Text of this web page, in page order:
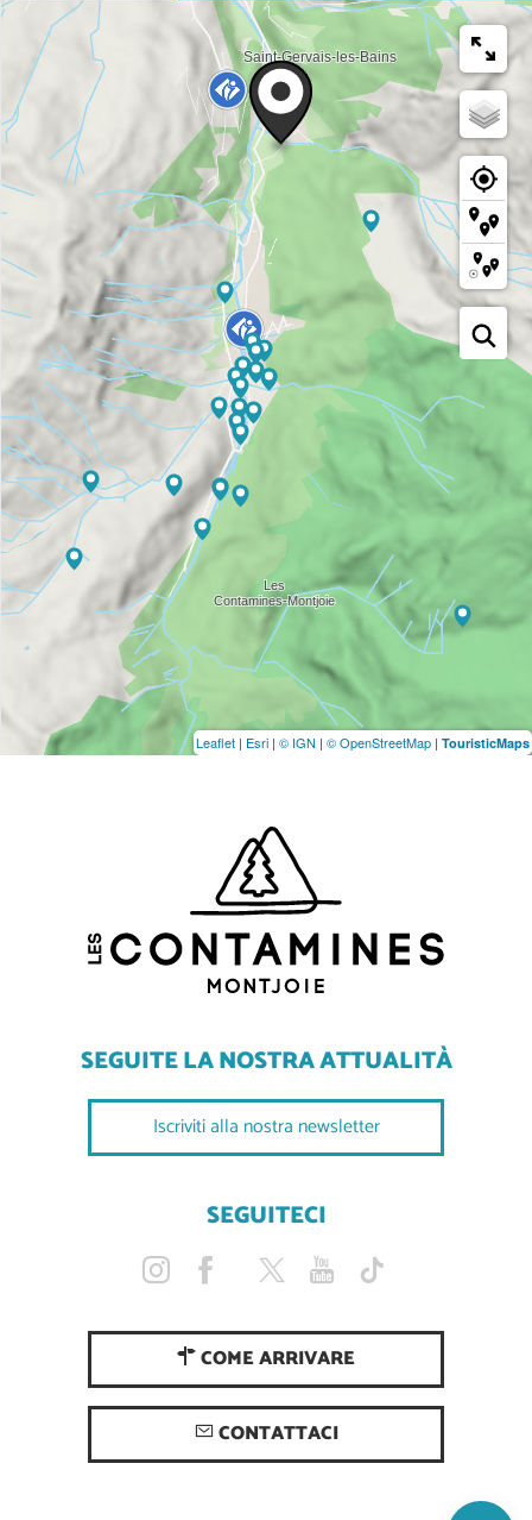
Mappa
Leaflet | Esri | © IGN | © OpenStreetMap | TouristicMaps
SEGUITE LA NOSTRA ATTUALITÀ
Iscriviti alla nostra newsletter
SEGUITECI
COME ARRIVARE
CONTATTACI